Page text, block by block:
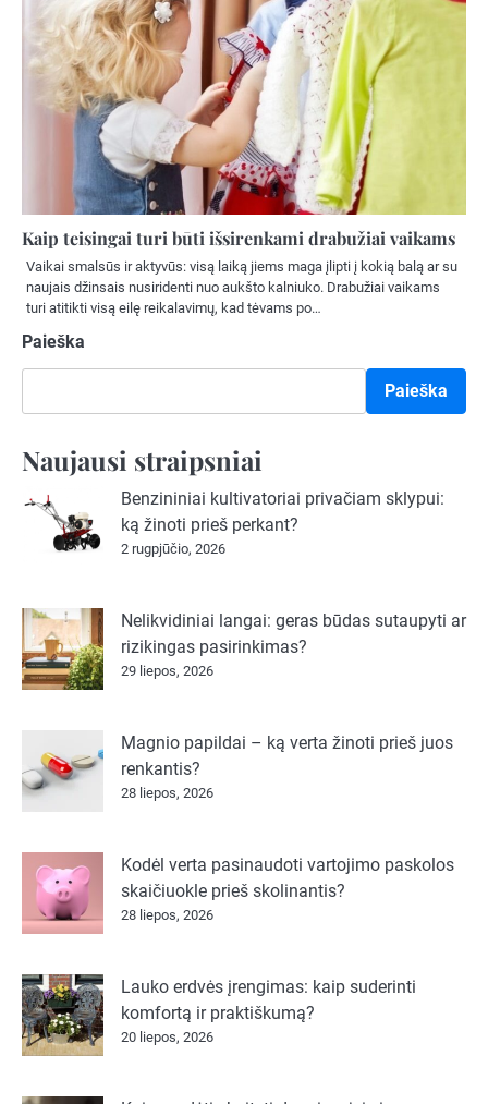
Kaip teisingai turi būti išsirenkami drabužiai vaikams
Vaikai smalsūs ir aktyvūs: visą laiką jiems maga įlipti į kokią balą ar su
naujais džinsais nusiridenti nuo aukšto kalniuko. Drabužiai vaikams
turi atitikti visą eilę reikalavimų, kad tėvams po…
Paieška
Paieška
Naujausi straipsniai
Benzininiai kultivatoriai privačiam sklypui:
ką žinoti prieš perkant?
2 rugpjūčio, 2026
Nelikvidiniai langai: geras būdas sutaupyti ar
rizikingas pasirinkimas?
29 liepos, 2026
Magnio papildai – ką verta žinoti prieš juos
renkantis?
28 liepos, 2026
Kodėl verta pasinaudoti vartojimo paskolos
skaičiuokle prieš skolinantis?
28 liepos, 2026
Lauko erdvės įrengimas: kaip suderinti
komfortą ir praktiškumą?
20 liepos, 2026